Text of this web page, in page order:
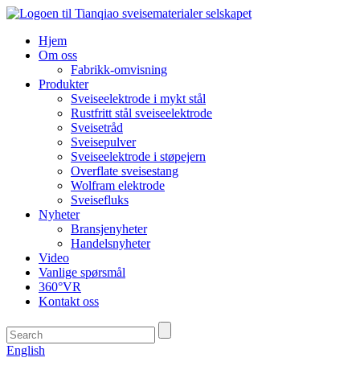
Hjem
Om oss
Fabrikk-omvisning
Produkter
Sveiseelektrode i mykt stål
Rustfritt stål sveiseelektrode
Sveisetråd
Sveisepulver
Sveiseelektrode i støpejern
Overflate sveisestang
Wolfram elektrode
Sveisefluks
Nyheter
Bransjenyheter
Handelsnyheter
Video
Vanlige spørsmål
360°VR
Kontakt oss
English